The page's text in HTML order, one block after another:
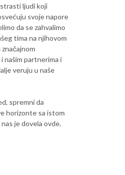
ljudi koji
svoje napore
da se zahvalimo
tima na njihovom
našim partnerima i
veruju u naše
spremni da
horizonte sa istom
je dovela ovde.